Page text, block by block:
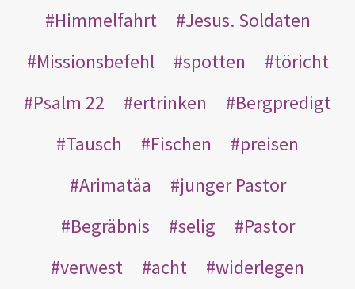
Himmelfahrt
Jesus. Soldaten
Missionsbefehl
spotten
töricht
Psalm 22
ertrinken
Bergpredigt
Tausch
Fischen
preisen
Arimatäa
junger Pastor
Begräbnis
selig
Pastor
verwest
acht
widerlegen